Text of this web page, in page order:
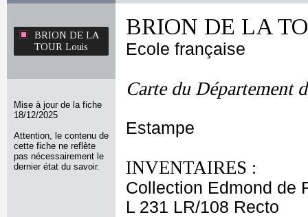
BRION DE LA
TOUR Louis
Mise à jour de la fiche
18/12/2025
Attention, le contenu de
cette fiche ne reflète
pas nécessairement le
dernier état du savoir.
BRION DE LA
Ecole française
Carte du Département
Estampe
INVENTAIRES :
Collection Edmond de
L 231 LR/108 Recto